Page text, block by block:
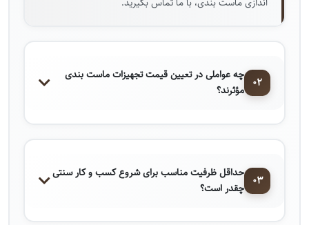
۰۲ چه عواملی در تعیین قیمت تجهیزات ماست ‌بندی
مؤثرند؟
۰۳ حداقل ظرفیت مناسب برای شروع کسب ‌و کار سنتی
چقدر است؟